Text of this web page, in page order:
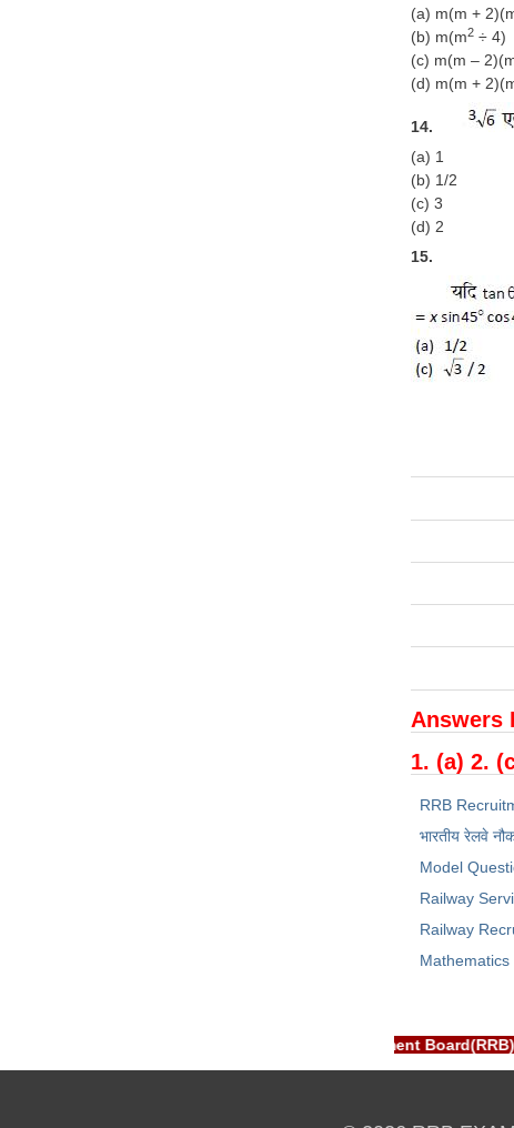
(a) m(m +
(b) m(m2 ÷ 4)
(c) m(m –
(d) m(m +
14.
(a) 1
(b) 1/2
(c) 3
(d) 2
15.
Answers
1. (a) 2.
RRB
भारतीय रेलवे
Model
Railway
Railway
Mathematics
RRB EXAM PORTAL is NOT associated with Railway